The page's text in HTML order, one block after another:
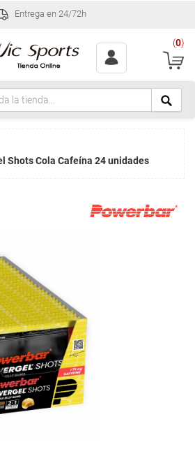
en 24/72h
(0)
Shots Cola Cafeína 24 unidades